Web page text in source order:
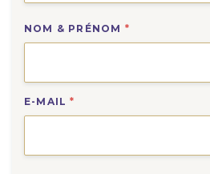
NOM & PRÉNOM *
E-MAIL*